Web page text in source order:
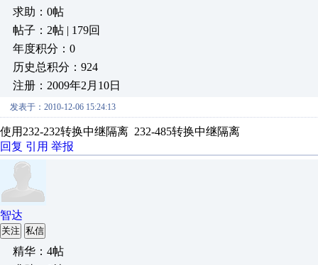
求助：0帖
帖子：2帖 | 179回
年度积分：0
历史总积分：924
注册：2009年2月10日
发表于：2010-12-06 15:24:13
使用232-232转换中继隔离 232-485转换中继隔离
回复 引用 举报
智达
关注 私信
精华：4帖